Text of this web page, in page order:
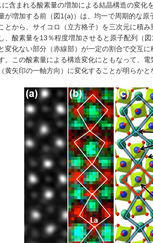
含まれる酸素量の増加による結晶構造の変化
が増加する前（図1(a)）は、均一で周期的な
とから、サイコロ（立方格子）を三次元に積
、酸素量を13％程度増加させると原子配列（
変化ない部分（赤線部）が一定の割合で交互
。この酸素量による構造変化にともなって、
黄矢印の一軸方向）に変化することが明らかと